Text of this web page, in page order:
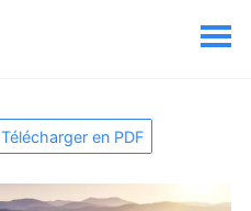
Télécharger en PDF